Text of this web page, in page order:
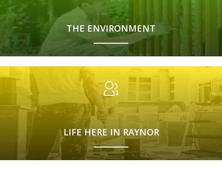
THE ENVIRONMENT
LIFE HERE IN RAYNOR